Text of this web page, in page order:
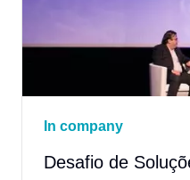
In company
Desafio de